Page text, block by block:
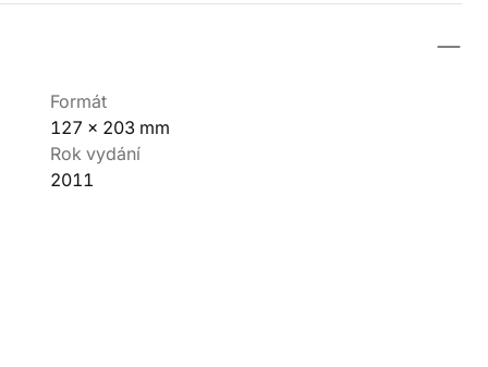
Formát
127 x 203 mm
Rok vydání
2011